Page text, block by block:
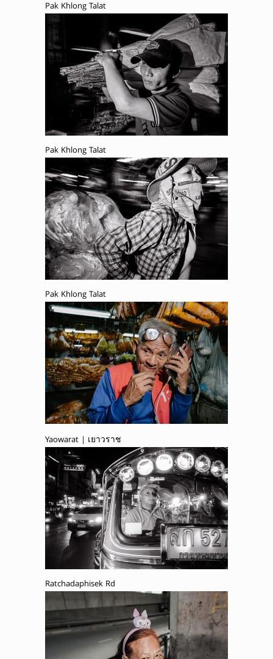
Pak Khlong Talat
Pak Khlong Talat
Pak Khlong Talat
Yaowarat | เยาวราช
Ratchadaphisek Rd